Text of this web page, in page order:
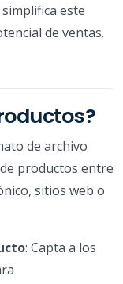
este
de ventas.
de archivo
productos entre
sitios web o
: Capta a los